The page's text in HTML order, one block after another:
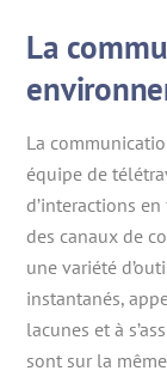
La
La
équipe de
d’interactions
des canaux de
une variété
instantanés,
lacunes et à
sont sur la